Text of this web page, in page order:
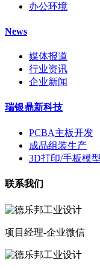
办公环境
News
媒体报道
行业资讯
企业新闻
瑞银鼎新科技
PCBA主板开发
成品组装生产
3D打印/手板模型
联系我们
项目经理-企业微信